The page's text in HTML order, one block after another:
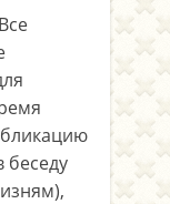
беседу